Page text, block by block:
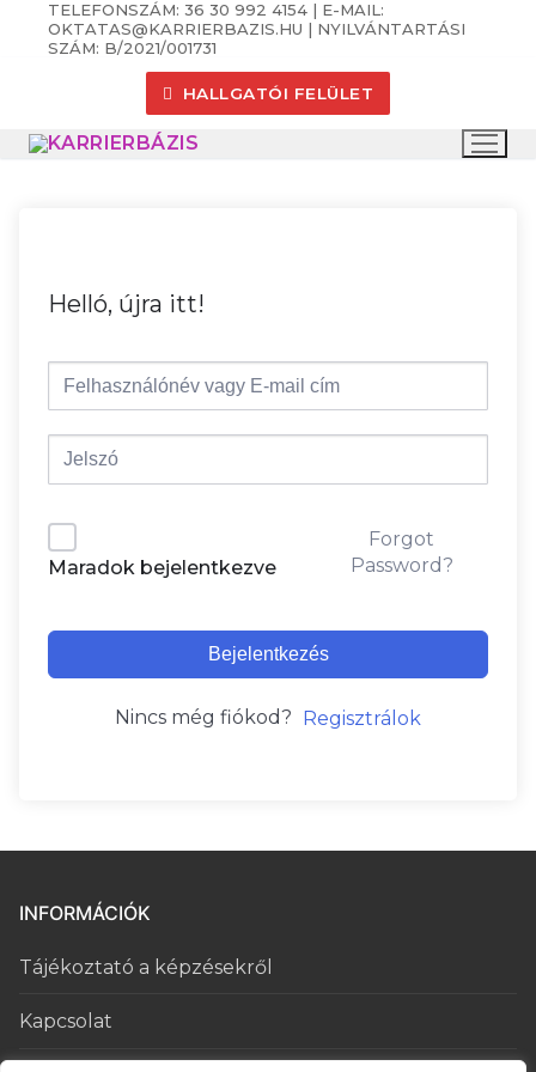
UgrásTELEFONSZÁM: 36 30 992 4154 | E-MAIL:
OKTATAS@KARRIERBAZIS.HU | NYILVÁNTARTÁSI
SZÁM: B/2021/001731
HALLGATÓI FELÜLET
Helló, újra itt!
Maradok bejelentkezve
Forgot
Password?
Bejelentkezés
Nincs még fiókod? Regisztrálok
INFORMÁCIÓK
Tájékoztató a képzésekről
Kapcsolat